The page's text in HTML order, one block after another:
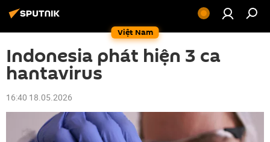
Việt Nam
Indonesia phát hiện 3 ca
hantavirus
16:40 18.05.2026